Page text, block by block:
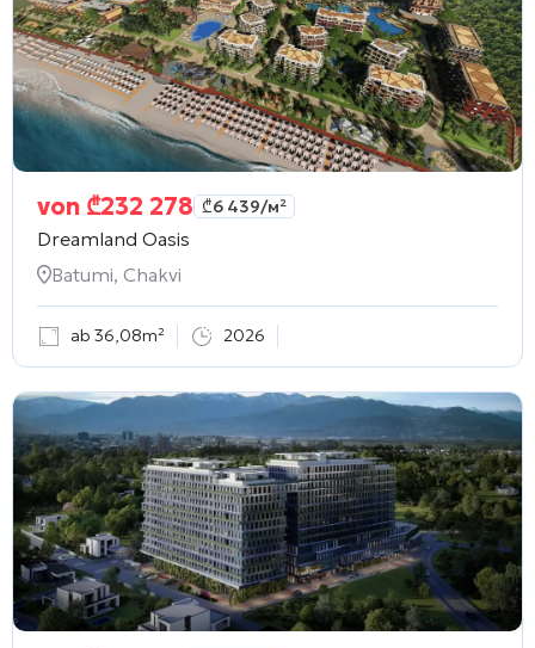
von ₾232 278 ₾6 439/м²
Dreamland Oasis
Batumi, Chakvi
ab 36,08m² 2026